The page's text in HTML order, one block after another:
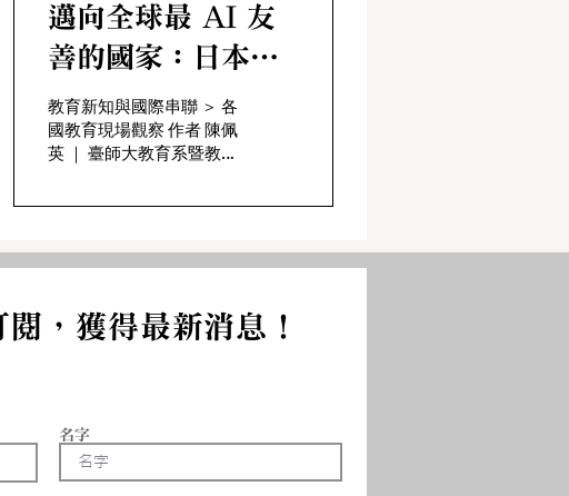
邁向全球最 AI 友
善的國家：日本AI
國家計畫與中小學
教育之因應（2019
教育新知與國際串聯 ＞ 各
國教育現場觀察 作者 陳佩
英 ｜ 臺師大教育系暨教育
各個產業的發展，教育系
國積極採取行動來因應AI
的衝擊，相繼研擬方案和
培育。近年在全球AI博弈
競爭的局勢中，日本將AI
視為解決社會發展危機的
，獲得最新消息！
名字